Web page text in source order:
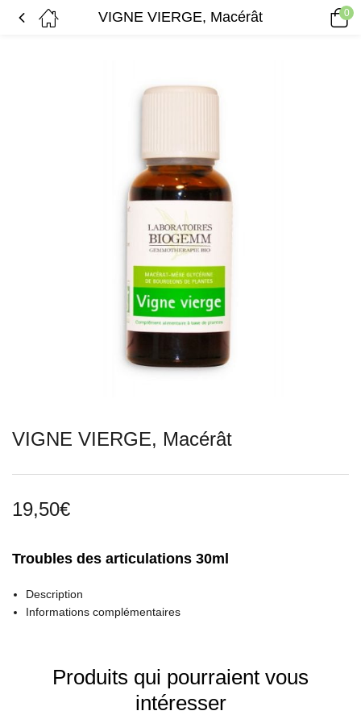
VIGNE VIERGE, Macérât 0
VIGNE VIERGE, Macérât
19,50€
Troubles des articulations 30ml
Description
Informations complémentaires
Produits qui pourraient vous
intéresser